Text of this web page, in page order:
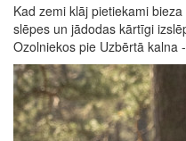
Kad zemi klāj pietiekami
slēpes un jādodas kārtīgi
Ozolniekos pie Uzbērtā kalna